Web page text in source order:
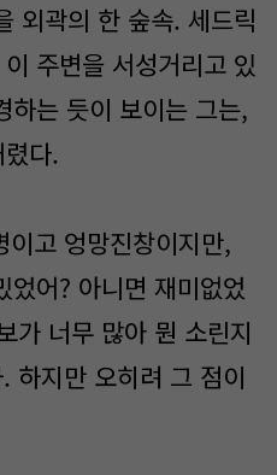
외곽의 한 숲속. 세드릭
주변을 서성거리고 있
하는 듯이 보이는 그는,
다.
고 엉망진창이지만,
었어? 아니면 재미없었
가 너무 많아 뭔 소린지
하지만 오히려 그 점이